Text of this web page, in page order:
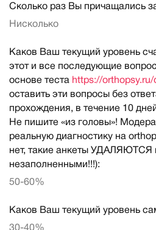
Сколько раз Вы причащались
Нисколько
Каков Ваш текущий уровень
этот и все последующие
основе теста https://orthopsy.ru/
оставить эти вопросы без
прохождения, в течение 10
Не пишите «из головы»!
реальную диагностику на
нет, такие анкеты УДАЛЯЮТСЯ
незаполненными!!!):
50-60%
Каков Ваш текущий уровень